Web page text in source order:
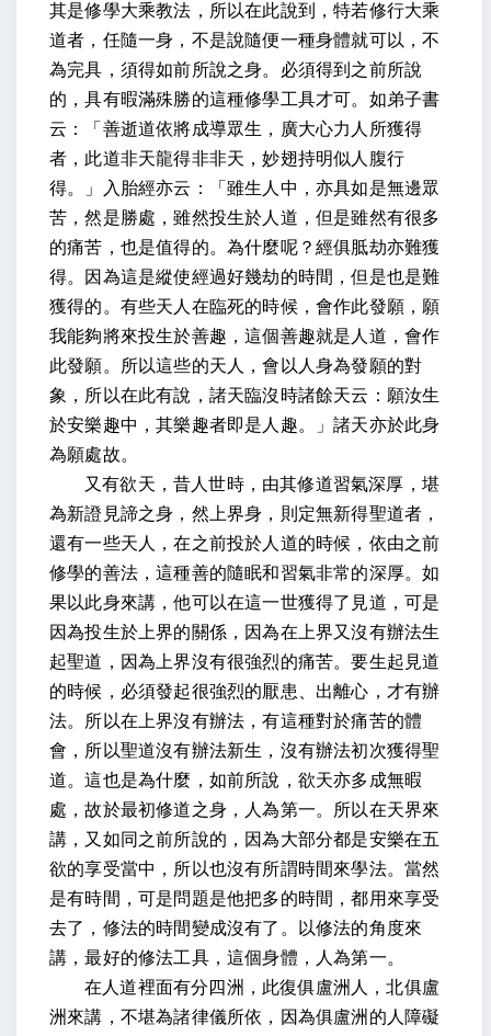
其是修學大乘教法，所以在此說到，特若修行大乘
道者，任隨一身，不是說隨便一種身體就可以，不
為完具，須得如前所說之身。必須得到之前所說
的，具有暇滿殊勝的這種修學工具才可。如弟子書
云：「善逝道依將成導眾生，廣大心力人所獲得
者，此道非天龍得非非天，妙翅持明似人腹行
得。」入胎經亦云：「雖生人中，亦具如是無邊眾
苦，然是勝處，雖然投生於人道，但是雖然有很多
的痛苦，也是值得的。為什麼呢？經俱胝劫亦難獲
得。因為這是縱使經過好幾劫的時間，但是也是難
獲得的。有些天人在臨死的時候，會作此發願，願
我能夠將來投生於善趣，這個善趣就是人道，會作
此發願。所以這些的天人，會以人身為發願的對
象，所以在此有說，諸天臨沒時諸餘天云：願汝生
於安樂趣中，其樂趣者即是人趣。」諸天亦於此身
為願處故。
又有欲天，昔人世時，由其修道習氣深厚，堪
為新證見諦之身，然上界身，則定無新得聖道者，
還有一些天人，在之前投於人道的時候，依由之前
修學的善法，這種善的隨眠和習氣非常的深厚。如
果以此身來講，他可以在這一世獲得了見道，可是
因為投生於上界的關係，因為在上界又沒有辦法生
起聖道，因為上界沒有很強烈的痛苦。要生起見道
的時候，必須發起很強烈的厭患、出離心，才有辦
法。所以在上界沒有辦法，有這種對於痛苦的體
會，所以聖道沒有辦法新生，沒有辦法初次獲得聖
道。這也是為什麼，如前所說，欲天亦多成無暇
處，故於最初修道之身，人為第一。所以在天界來
講，又如同之前所說的，因為大部分都是安樂在五
欲的享受當中，所以也沒有所謂時間來學法。當然
是有時間，可是問題是他把多的時間，都用來享受
去了，修法的時間變成沒有了。以修法的角度來
講，最好的修法工具，這個身體，人為第一。
在人道裡面有分四洲，此復俱盧洲人，北俱盧
洲來講，不堪為諸律儀所依，因為俱盧洲的人障礙